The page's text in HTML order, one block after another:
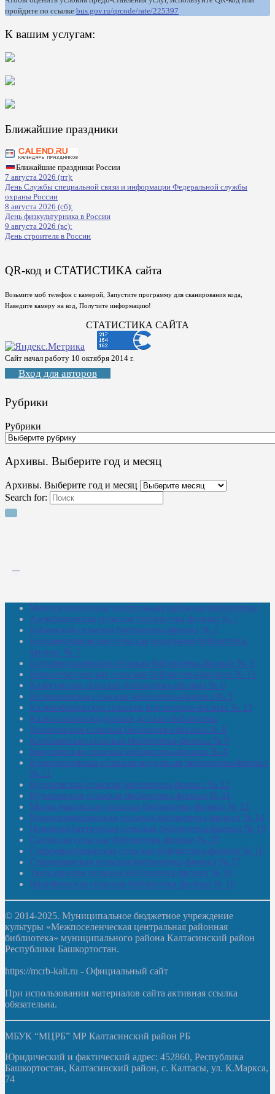
пройдите по ссылке bus.gov.ru/qrcode/rate/225397
К вашим услугам:
Ближайшие праздники
Ближайшие праздники России
7 августа 2026 (пт):
День Службы специальной связи и информации Федеральной службы
охраны России
8 августа 2026 (сб):
День физкультурника в России
9 августа 2026 (вс):
День строителя в России
QR-код и СТАТИСТИКА сайта
Возьмите моб телефон с камерой, Запустите программу для сканирования кода,
Наведите камеру на код, Получите информацию!
СТАТИСТИКА САЙТА
Сайт начал работу 10 октября 2014 г.
Вход для авторов
Рубрики
Рубрики
Архивы. Выберите год и месяц
Архивы. Выберите год и месяц
Search for:
Межпоселенческая центральная районная библиотека
Амзибашевская сельская библиотека-филиал № 1
Бабаевская сельская библиотека-филиал № 2
Большекачаковская сельская модельная библиотека-
филиал № 7
Большекуразовская сельская библиотека-филиал № 3
Верхнетыхтемская сельская библиотека-филиал № 15
Калегинская сельская библиотека-филиал № 6
Калмашевская сельская библиотека-филиал № 5
Калмиябашевская сельская библиотека-филиал № 13
Калтасинская модельная детская библиотека
Кельтеевская сельская библиотека-филиал № 8
Киебаковская сельская библиотека-филиал № 9
Кокушевская сельская библиотека-филиал № 4
Краснохолмская сельская модельная библиотека-филиал
№ 21
Кутеремская сельская библиотека-филиал № 22
Кучашевская сельская библиотека-филиал № 11
Малокачаковская сельская библиотека-филиал № 12
Нижнекачмашевская сельская библиотека-филиал № 14
Новокильбахтинская сельская библиотека-филиал № 19
Сазовская сельская библиотека-филиал № 20
Староорьебашевская сельская библиотека-филиал № 16
Старояшевская сельская библиотека-филиал № 17
Тюльдинская сельская библиотека-филиал № 18
Чилибеевская сельская библиотека-филиал № 10
© 2014-2025. Муниципальное бюджетное учреждение
культуры «Межпоселенческая центральная районная
библиотека» муниципального района Калтасинский район
Республики Башкортостан.
https://mcrb-kalt.ru - Официальный сайт
При использовании материалов сайта активная ссылка
обязательна.
МБУК “МЦРБ” МР Калтасинский район РБ
Юридический и фактический адрес: 452860, Республика
Башкортостан, Калтасинский район, с. Калтасы, ул. К.Маркса,
74